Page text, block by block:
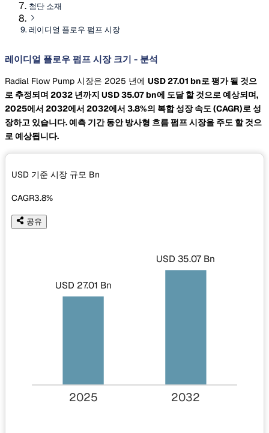
첨단 소재
레이디얼 플로우 펌프 시장
레이디얼 플로우 펌프 시장 크기 - 분석
Radial Flow Pump 시장은 2025 년에 USD 27.01 bn로 평가 될 것으
로 추정되며 2032 년까지 USD 35.07 bn에 도달 할 것으로 예상되며,
2025에서 2032에서 2032에서 3.8%의 복합 성장 속도(CAGR)로 성
장하고 있습니다. 예측 기간 동안 방사형 흐름 펌프 시장을 주도 할 것으
로 예상됩니다.
USD 기준 시장 규모 Bn
CAGR3.8%
공유
USD 27.01 Bn
USD 35.07 Bn
2025 2032